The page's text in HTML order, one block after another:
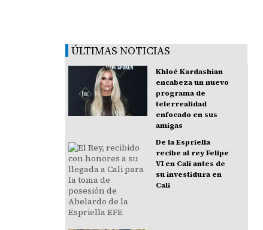
ÚLTIMAS NOTICIAS
Khloé Kardashian
encabeza un nuevo
programa de
telerrealidad
enfocado en sus
amigas
De la Espriella
recibe al rey Felipe
VI en Cali antes de
su investidura en
Cali